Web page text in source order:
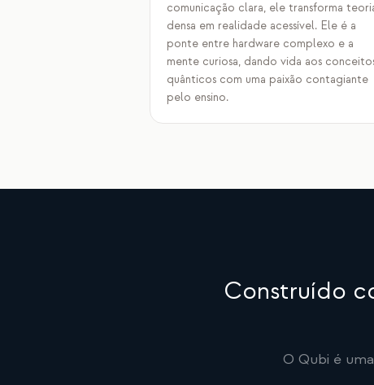
comunicação clara, ele transforma
densa em realidade acessível. Ele é a
ponte entre hardware complexo e a
mente curiosa, dando vida aos
quânticos com uma paixão contagiante
pelo ensino.
Construído
O Qubi é